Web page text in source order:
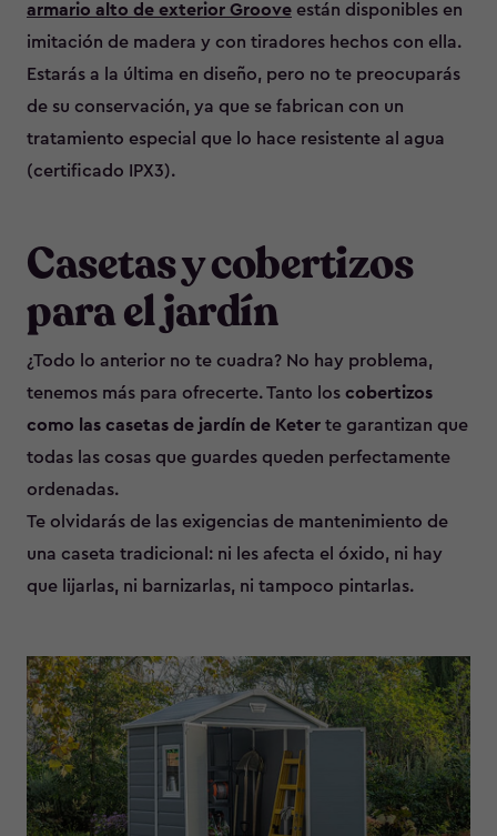
armario alto de exterior Groove están disponibles en
imitación de madera y con tiradores hechos con ella.
Estarás a la última en diseño, pero no te preocuparás
de su conservación, ya que se fabrican con un
tratamiento especial que lo hace resistente al agua
(certificado IPX3).
Casetas y cobertizos
para el jardín
¿Todo lo anterior no te cuadra? No hay problema,
tenemos más para ofrecerte. Tanto los cobertizos
como las casetas de jardín de Keter te garantizan que
todas las cosas que guardes queden perfectamente
ordenadas.
Te olvidarás de las exigencias de mantenimiento de
una caseta tradicional: ni les afecta el óxido, ni hay
que lijarlas, ni barnizarlas, ni tampoco pintarlas.